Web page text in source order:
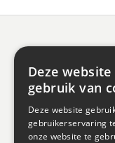
Deze
gebruik van
Deze website
gebruikerservaring
onze website te